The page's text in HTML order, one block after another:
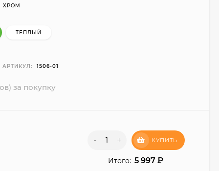
ХРОМ
ТЕПЛЫЙ
АРТИКУЛ: 1506-01
за покупку
- + КУПИТЬ
Итого: 5 997 ₽